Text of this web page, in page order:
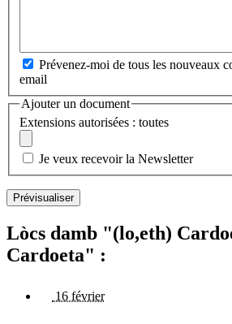
Prévenez-moi de tous les nouveaux
email
Ajouter un document
Extensions autorisées : toutes
Je veux recevoir la Newsletter
Lòcs damb "(lo,eth)
Cardoeta" :
16 février